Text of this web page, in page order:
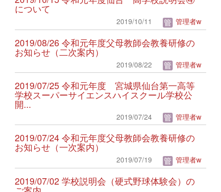
について
2019/10/11 管理者w
2019/08/26 令和元年度父母教師会教養研修の
お知らせ（二次案内）
2019/08/22 管理者w
2019/07/25 令和元年度 宮城県仙台第一高等
学校スーパーサイエンスハイスクール学校公
開...
2019/07/24 管理者w
2019/07/24 令和元年度父母教師会教養研修の
お知らせ（一次案内）
2019/07/19 管理者w
2019/07/02 学校説明会（硬式野球体験会）の